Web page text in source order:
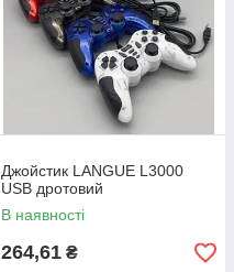
Джойстик LANGUE L3000
USB дротовий
В наявності
264,61 ₴